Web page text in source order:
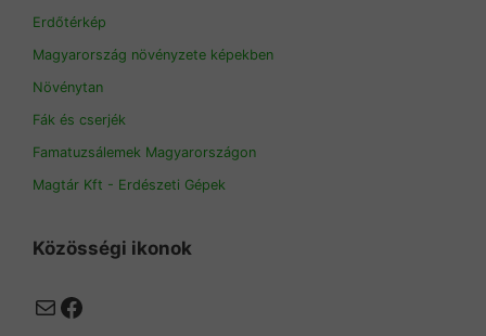
Erdőtérkép
Magyarország növényzete képekben
Növénytan
Fák és cserjék
Famatuzsálemek Magyarországon
Magtár Kft - Erdészeti Gépek
Közösségi ikonok
MailFacebook